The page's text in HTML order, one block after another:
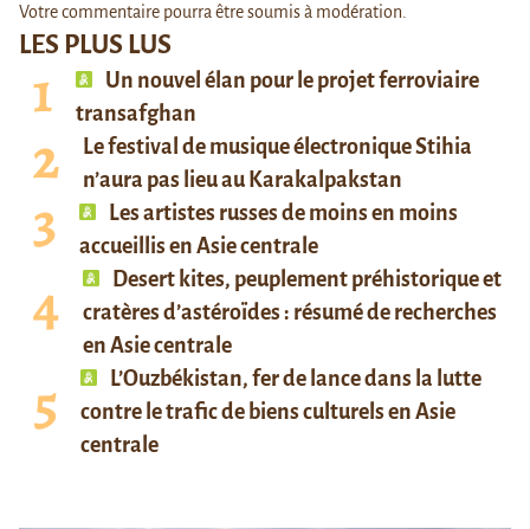
LES PLUS LUS
Un nouvel élan pour le projet ferroviaire
transafghan
Le festival de musique électronique Stihia
n’aura pas lieu au Karakalpakstan
Les artistes russes de moins en moins
accueillis en Asie centrale
Desert kites, peuplement préhistorique et
cratères d’astéroïdes : résumé de recherches
en Asie centrale
L’Ouzbékistan, fer de lance dans la lutte
contre le trafic de biens culturels en Asie
centrale
Votre commentaire pourra être soumis à modération.